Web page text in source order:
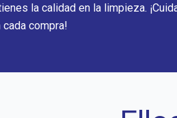
la calidad en la limpieza.
compra!